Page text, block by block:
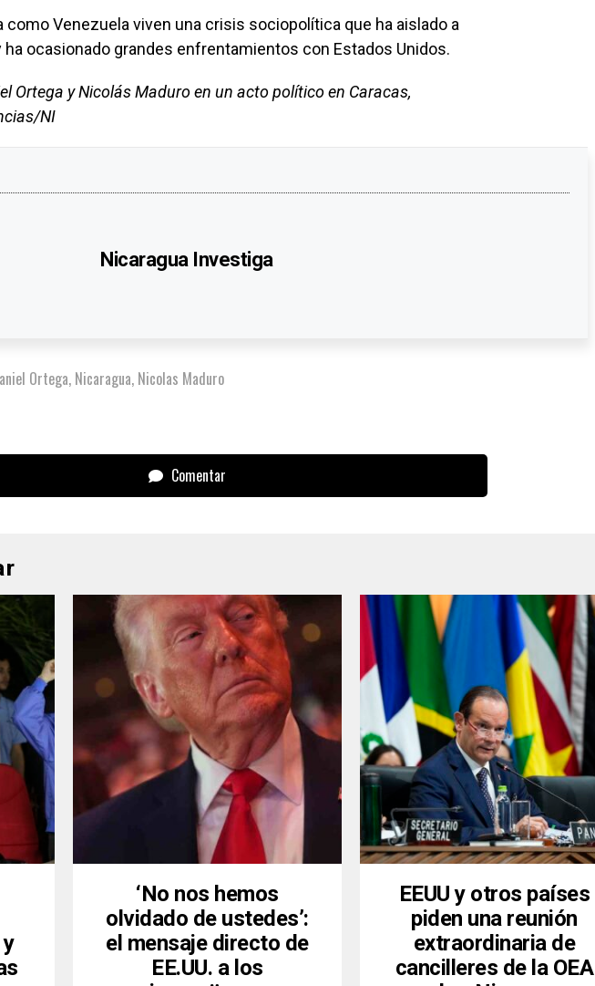
como Venezuela viven una crisis sociopolítica que ha aislado a
ocasionado grandes enfrentamientos con Estados Unidos.
Ortega y Nicolás Maduro en un acto político en Caracas,
NI
Nicaragua Investiga
Ortega, Nicaragua, Nicolas Maduro
Comentar
‘No nos hemos
olvidado de ustedes’:
el mensaje directo de
EE.UU. a los
EEUU y otros países
piden una reunión
extraordinaria de
cancilleres de la OEA